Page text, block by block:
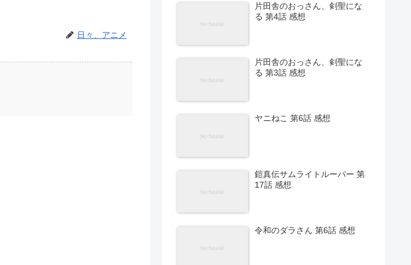
日々、アニメ
片田舎のおっさん、剣聖にな
る 第4話 感想
片田舎のおっさん、剣聖にな
る 第3話 感想
ヤニねこ 第6話 感想
鎧真伝サムライトルーパー 第
17話 感想
令和のダラさん 第6話 感想